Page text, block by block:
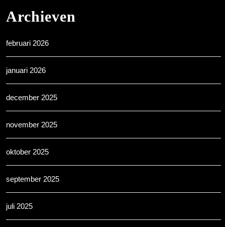
Archieven
februari 2026
januari 2026
december 2025
november 2025
oktober 2025
september 2025
juli 2025